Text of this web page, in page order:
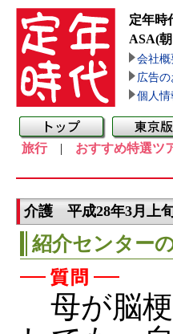
定年時
ASA(
会社概
広告
個人
旅行| おすすめ特選ツ
介護 平成28年3月上
紹介センター
母が脳梗